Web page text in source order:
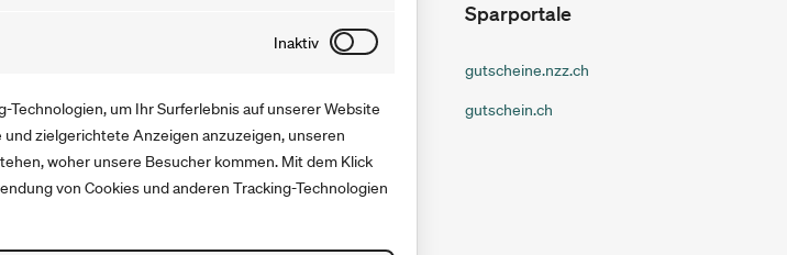
gelöscht. Du kannst sie auch selbst löschen, indem
dank derer wir das Verhalten der User auf unserer
Inaktiv
mit denen wir unsere Webseite verbessern können.
die User interessiert. Die Informationen werden
gespeichert.
Technologien, um Ihr Surferlebnis auf unserer Website
zielgerichtete Anzeigen anzuzeigen, unseren
woher unsere Besucher kommen. Mit dem Klick
von Cookies und anderen Tracking-Technologien
Sparportale
gutscheine.nzz.ch
gutschein.ch